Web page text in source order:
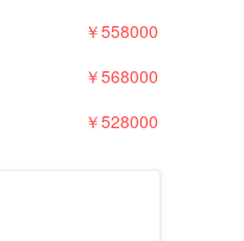
￥558000
￥568000
￥528000